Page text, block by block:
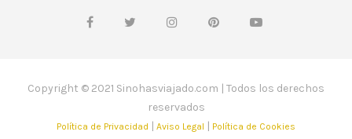
Copyright © 2021 Sinohasviajado.com | Todos los derechos
reservados
Política de Privacidad | Aviso Legal | Política de Cookies